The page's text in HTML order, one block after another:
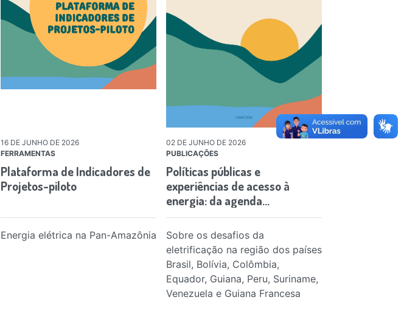
16 DE JUNHO DE 2026
FERRAMENTAS
Plataforma de Indicadores de
Projetos-piloto
Energia elétrica na Pan-Amazônia
02 DE JUNHO DE 2026
PUBLICAÇÕES
Políticas públicas e
experiências de acesso à
energia: da agenda…
Sobre os desafios da
eletrificação na região dos países
Brasil, Bolívia, Colômbia,
Equador, Guiana, Peru, Suriname,
Venezuela e Guiana Francesa